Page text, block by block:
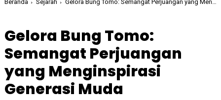
Beranda Sejarah Gelora Bung Tomo: Semangat Perjuangan yang Menginspirasi Generasi Muda
Gelora Bung Tomo:
Semangat Perjuangan
yang Menginspirasi
Generasi Muda